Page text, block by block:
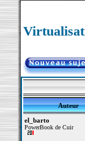
Auteur
el_barto
PowerBook de Cuir